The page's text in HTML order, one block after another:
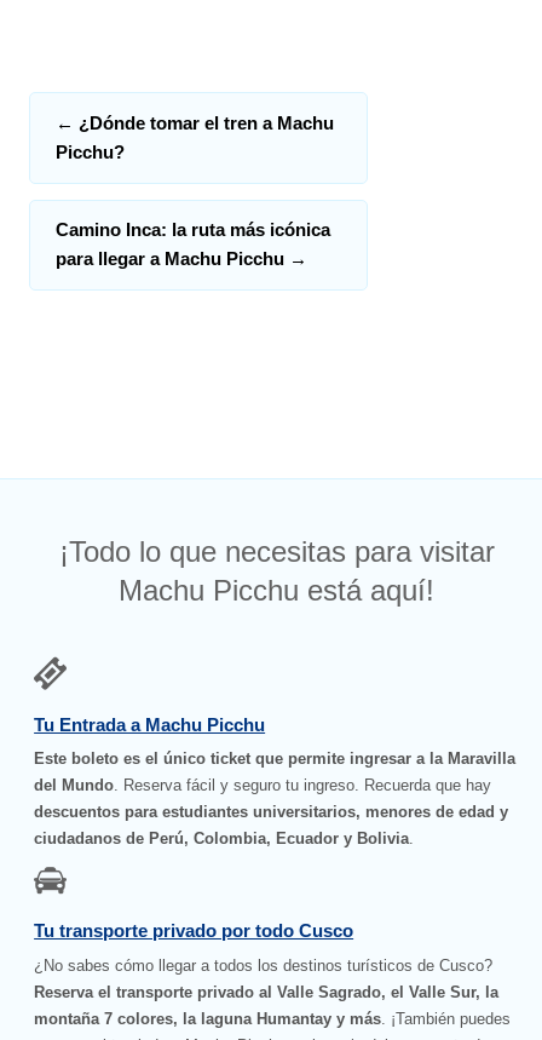
← ¿Dónde tomar el tren a Machu
Picchu?
Camino Inca: la ruta más icónica
para llegar a Machu Picchu →
¡Todo lo que necesitas para visitar
Machu Picchu está aquí!
Tu Entrada a Machu Picchu
Este boleto es el único ticket que permite ingresar a la Maravilla
del Mundo. Reserva fácil y seguro tu ingreso. Recuerda que hay
descuentos para estudiantes universitarios, menores de edad y
ciudadanos de Perú, Colombia, Ecuador y Bolivia.
Tu transporte privado por todo Cusco
¿No sabes cómo llegar a todos los destinos turísticos de Cusco?
Reserva el transporte privado al Valle Sagrado, el Valle Sur, la
montaña 7 colores, la laguna Humantay y más . ¡También puedes